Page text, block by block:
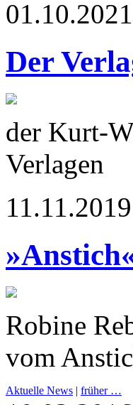
01.10.2021
Der
der Kurt-
Verlagen
11.11.2019
Robine
vom
Aktuelle News | früher …